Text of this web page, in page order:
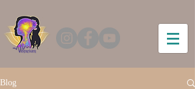
Blog